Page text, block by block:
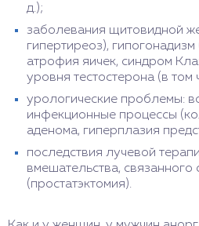
д.);
заболевания щитовидной
гипертиреоз), гипогонадизм
атрофия яичек, синдром
уровня тестостерона (в том
урологические проблемы:
инфекционные процессы
аденома, гиперплазия
последствия лучевой
вмешательства, связанного
(простатэктомия).